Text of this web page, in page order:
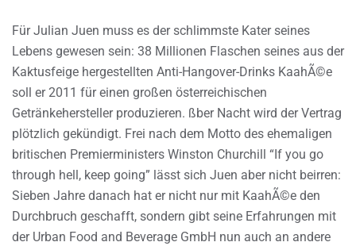
Für Julian Juen muss es der schlimmste Kater seines
Lebens gewesen sein: 38 Millionen Flaschen seines aus der
Kaktusfeige hergestellten Anti-Hangover-Drinks KaahÃ©e
soll er 2011 für einen großen österreichischen
Getränkehersteller produzieren. ßber Nacht wird der Vertrag
plötzlich gekündigt. Frei nach dem Motto des ehemaligen
britischen Premierministers Winston Churchill “If you go
through hell, keep going” lässt sich Juen aber nicht beirren:
Sieben Jahre danach hat er nicht nur mit KaahÃ©e den
Durchbruch geschafft, sondern gibt seine Erfahrungen mit
der Urban Food and Beverage GmbH nun auch an andere